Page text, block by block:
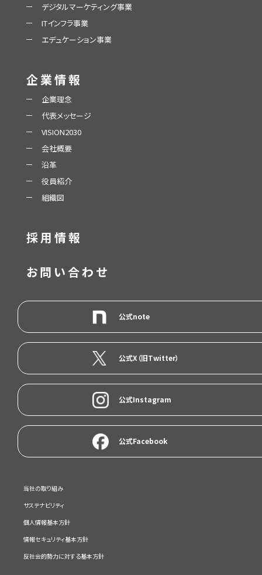
デジタルマーケティング事業
ITインフラ事業
エデュケーション事業
企業情報
企業理念
代表メッセージ
VISION2030
会社概要
沿革
役員紹介
組織図
採用情報
お問い合わせ
公式note
公式X（旧Twitter）
公式Instagram
公式Facebook
当社の取り組み
サステナビリティ
個人情報基本方針
情報セキュリティ基本方針
反社会的勢力に対する基本方針